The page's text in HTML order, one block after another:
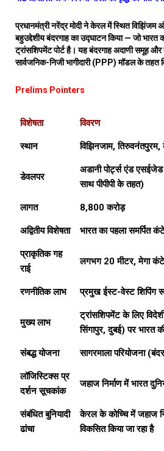
प्रधानमंत्री नरेंद्र मोदी ने केरल में स्थित विझिंजम
बहुउद्देशीय बंदरगाह का उद्घाटन किया — जो भारत
ट्रांसशिपमेंट पोर्ट है। यह बंदरगाह अदाणी समूह
सार्वजनिक-निजी भागीदारी (PPP) मॉडल के तहत
Prelims Pointers
विशेषता विवरण
स्थान विझिनजाम,
डेवलपर
अडानी पोर्ट्स एंड
साथ पीपीपी के तहत)
लागत ₹8,800 करोड़
अद्वितीय विशेषता भारत का पहला समर्पित
प्राकृतिक गह
राई
लगभग 20 मीटर, मेगा
रणनीतिक लाभ प्रमुख ईस्ट-वेस्ट शिपिंग
मुख्य लाभ
ट्रांसशिपमेंट के लिए
सिंगापुर, दुबई) पर भारत
संबद्ध योजना सागरमाला परियोजना
लॉजिस्टिक्स प्र
दर्शन सूचकांक
जहाज निर्माण में भारत
संबंधित बुनियादी
ढांचा
केरल के कोच्चि में जहाज
विकसित किया जा रहा है